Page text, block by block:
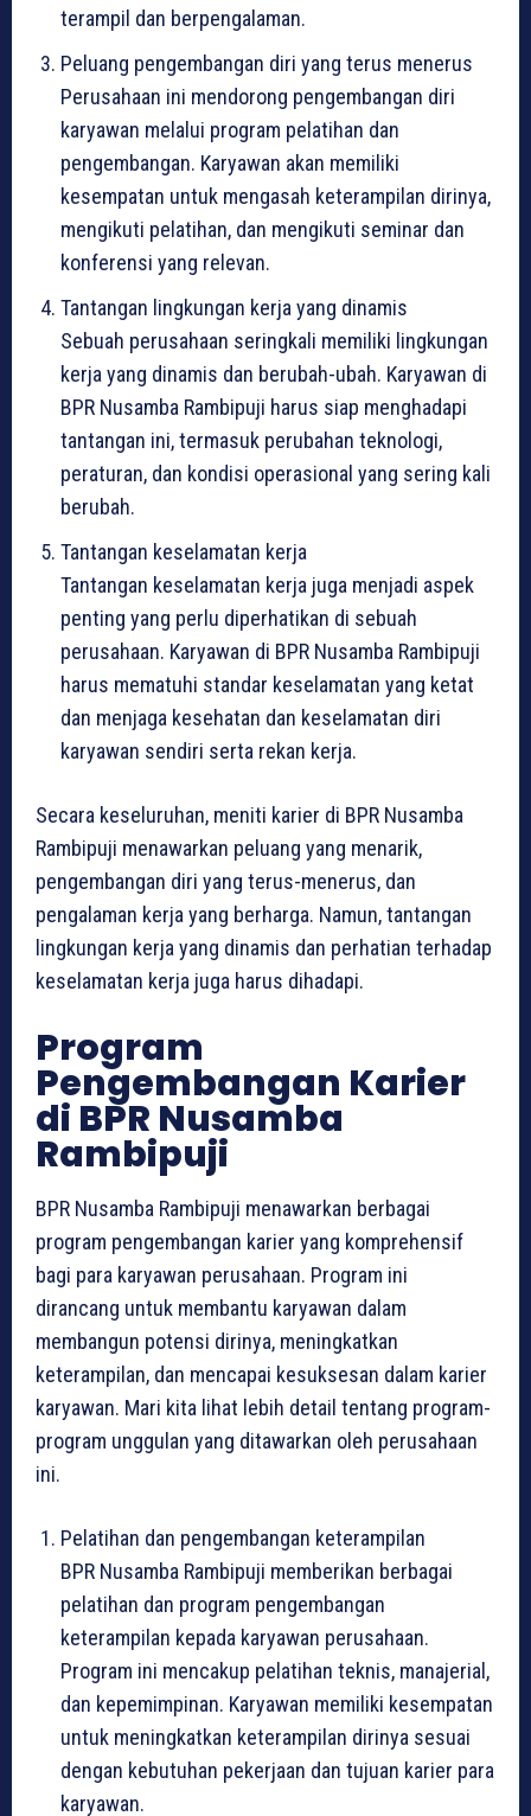
terampil dan berpengalaman.
Peluang pengembangan diri yang terus menerus
Perusahaan ini mendorong pengembangan diri
karyawan melalui program pelatihan dan
pengembangan. Karyawan akan memiliki
kesempatan untuk mengasah keterampilan dirinya,
mengikuti pelatihan, dan mengikuti seminar dan
konferensi yang relevan.
Tantangan lingkungan kerja yang dinamis
Sebuah perusahaan seringkali memiliki lingkungan
kerja yang dinamis dan berubah-ubah. Karyawan di
BPR Nusamba Rambipuji harus siap menghadapi
tantangan ini, termasuk perubahan teknologi,
peraturan, dan kondisi operasional yang sering kali
berubah.
Tantangan keselamatan kerja
Tantangan keselamatan kerja juga menjadi aspek
penting yang perlu diperhatikan di sebuah
perusahaan. Karyawan di BPR Nusamba Rambipuji
harus mematuhi standar keselamatan yang ketat
dan menjaga kesehatan dan keselamatan diri
karyawan sendiri serta rekan kerja.
Secara keseluruhan, meniti karier di BPR Nusamba
Rambipuji menawarkan peluang yang menarik,
pengembangan diri yang terus-menerus, dan
pengalaman kerja yang berharga. Namun, tantangan
lingkungan kerja yang dinamis dan perhatian terhadap
keselamatan kerja juga harus dihadapi.
Program
Pengembangan Karier
di BPR Nusamba
Rambipuji
BPR Nusamba Rambipuji menawarkan berbagai
program pengembangan karier yang komprehensif
bagi para karyawan perusahaan. Program ini
dirancang untuk membantu karyawan dalam
membangun potensi dirinya, meningkatkan
keterampilan, dan mencapai kesuksesan dalam karier
karyawan. Mari kita lihat lebih detail tentang program-
program unggulan yang ditawarkan oleh perusahaan
ini.
Pelatihan dan pengembangan keterampilan
BPR Nusamba Rambipuji memberikan berbagai
pelatihan dan program pengembangan
keterampilan kepada karyawan perusahaan.
Program ini mencakup pelatihan teknis, manajerial,
dan kepemimpinan. Karyawan memiliki kesempatan
untuk meningkatkan keterampilan dirinya sesuai
dengan kebutuhan pekerjaan dan tujuan karier para
karyawan.